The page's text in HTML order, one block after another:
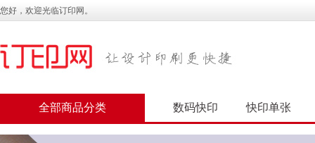
您好，欢迎光临订印网。
全部商品分类 数码快印 快印单张